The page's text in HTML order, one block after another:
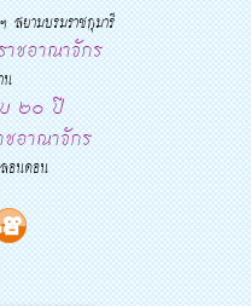
สยามบรมราชกุมารี
ชอาณาจักร
น
๒๐ ปี
อาณาจักร
อนดอน